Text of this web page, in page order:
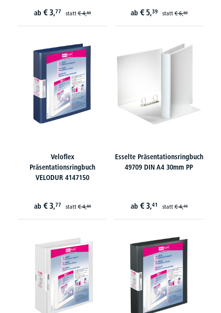
ab € 3,77 statt€ 4,59 ab € 5,39 statt€ 6,59
Veloflex
Präsentationsringbuch
VELODUR 4147150
ab € 3,77 statt€ 4,59
Esselte Präsentationsringbuch
49709 DIN A4 30mm PP
ab € 3,41 statt€ 4,19